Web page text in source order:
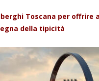
Toscana per offrire
della tipicità